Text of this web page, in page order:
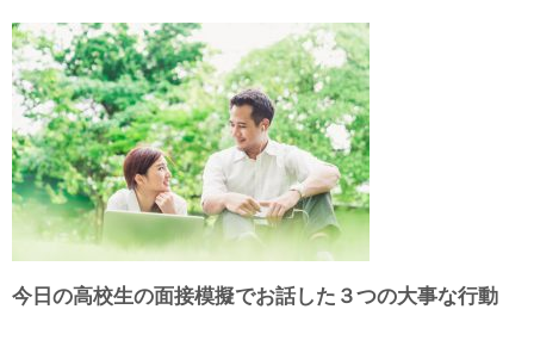
今日の高校生の面接模擬でお話した３つの大事な行動